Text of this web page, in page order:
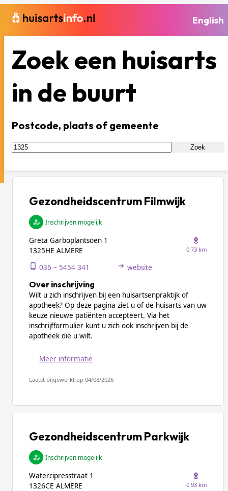
English
Zoek een huisarts
in de buurt
Postcode, plaats of gemeente
Zoek
Gezondheidscentrum Filmwijk
Inschrijven mogelijk
Greta Garboplantsoen 1
1325HE ALMERE
0.73 km
036 – 5454 341 website
Over inschrijving
Wilt u zich inschrijven bij een huisartsenpraktijk of
apotheek? Op deze pagina ziet u of de huisarts van uw
keuze nieuwe patiënten accepteert. Via het
inschrijfformulier kunt u zich ook inschrijven bij de
apotheek die u wilt.
Meer informatie
Laatst bijgewerkt op 04/08/2026
Gezondheidscentrum Parkwijk
Inschrijven mogelijk
Watercipresstraat 1
1326CE ALMERE
0.93 km